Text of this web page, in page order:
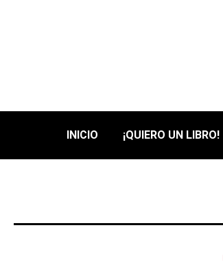
INICIO ¡QUIERO UN LIBRO!